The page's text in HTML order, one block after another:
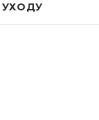
УХОДУ